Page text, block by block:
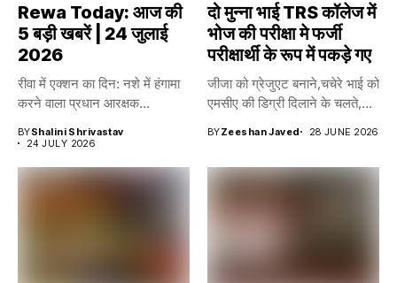
Rewa Today: आज की
5 बड़ी खबरें | 24 जुलाई
2026
रीवा में एक्शन का दिन: नशे में हंगामा
करने वाला प्रधान आरक्षक...
BYShalini Shrivastav
24 JULY 2026
दो मुन्ना भाई TRS कॉलेज में
भोज की परीक्षा मे फर्जी
परीक्षार्थी के रूप में पकड़े गए
जीजा को ग्रेजुएट बनाने,चचेरे भाई को
एमसीए की डिग्री दिलाने के चलते,...
BYZeeshan Javed 28 JUNE 2026